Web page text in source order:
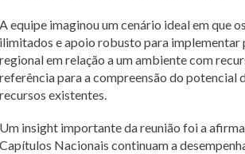
A equipe imaginou um cenário ideal em que
ilimitados e apoio robusto para
regional em relação a um ambiente com
referência para a compreensão do potencial
recursos existentes.
Um insight importante da reunião foi a
Capítulos Nacionais continuam a